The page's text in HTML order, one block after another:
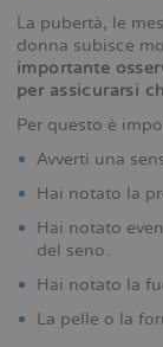
La pubertà, le
donna subisce
importante
per assicurarsi
Per questo è
Avverti una
Hai notato la
Hai notato
del seno.
Hai notato la
La pelle o la